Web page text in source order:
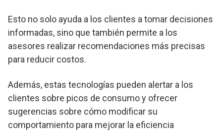
Esto no solo ayuda a los clientes a tomar decisiones
informadas, sino que también permite a los
asesores realizar recomendaciones más precisas
para reducir costos.
Además, estas tecnologías pueden alertar a los
clientes sobre picos de consumo y ofrecer
sugerencias sobre cómo modificar su
comportamiento para mejorar la eficiencia